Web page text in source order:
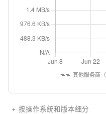
按操作系统和版本细分